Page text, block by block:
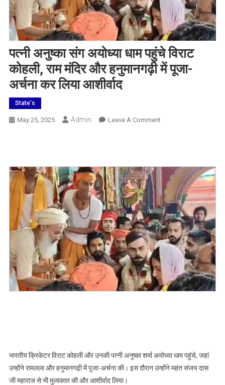
पत्नी अनुष्का संग अयोध्या धाम पहुंचे विराट
कोहली, राम मंदिर और हनुमानगढ़ी में पूजा-
अर्चना कर लिया आशीर्वाद
State's
May 25, 2025 Admin Leave A CommentOn
अयोध्या
पहुंचे
विराट
कोहली,
राम
मंदिर
और
हनुमानगढ़ी
में
पूजा-
अर्चना
भारतीय क्रिकेटर विराट कोहली और उनकी पत्नी अनुष्का शर्मा अयोध्या धाम पहुंचे, जहां
उन्होंने रामलला और हनुमानगढ़ी में पूजा-अर्चना की। इस दौरान उन्होंने महंत संजय दास
जी महाराज से भी मुलाकात की और आशीर्वाद लिया।